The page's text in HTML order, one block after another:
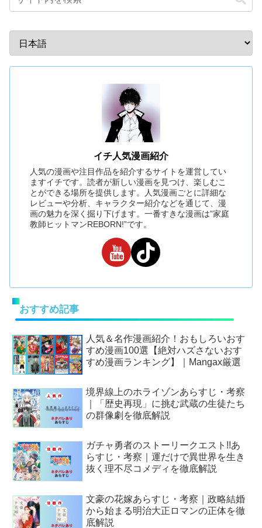
イチ人気漫画紹介
人気の漫画や注目作品を紹介するサイトを運営してい
ますイチです。読者が新しい漫画を見つけ、楽しむこ
とができる場所を提供します。人気漫画ごとに詳細な
レビューや分析、キャラクター紹介などを通じて、漫
画の魅力を深く掘り下げます。一番すきな漫画は”家庭
教師ヒットマンREBORN!”です。
おすすめ記事
人気＆名作漫画紹介！おもしろいおす
すめ漫画100選【絶対ハズさないおす
すめ漫画ランキング】｜Mangax厳選
境界線上のホライゾンあらすじ・考察
｜「歴史再現」に挑む武蔵の生徒たち
の群像劇を徹底解説
ガチャ勇者のストーリークエスト!!あ
らすじ・考察｜運だけで異世界を生き
抜く理不尽コメディを徹底解説
文豪の花嫁あらすじ・考察｜政略結婚
から始まる明治大正ロマンの正体を徹
底解説